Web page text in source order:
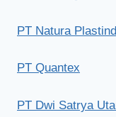
PT Natura
PT Quantex
PT Dwi Satrya